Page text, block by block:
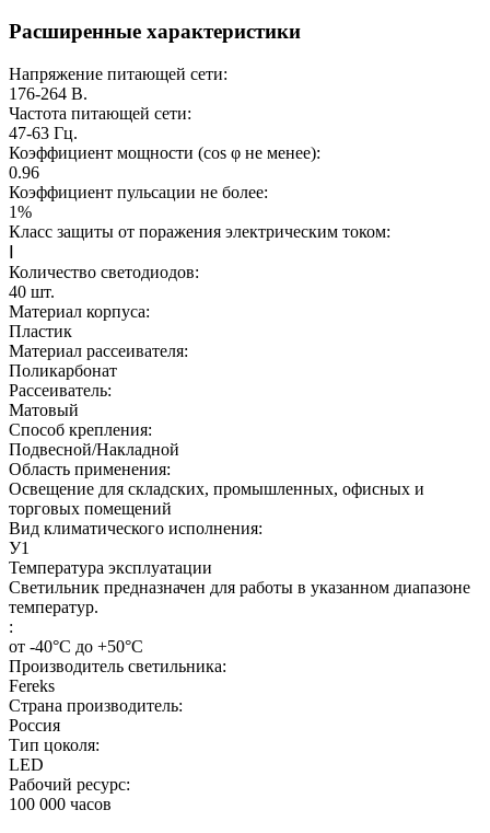
Расширенные характеристики
Напряжение питающей сети:
176-264 В.
Частота питающей сети:
47-63 Гц.
Коэффициент мощности (cos φ не менее):
0.96
Коэффициент пульсации не более:
1%
Класс защиты от поражения электрическим током:
Количество светодиодов:
40 шт.
Материал корпуса:
Пластик
Материал рассеивателя:
Поликарбонат
Рассеиватель:
Матовый
Способ крепления:
Подвесной/Накладной
Область применения:
Освещение для складских, промышленных, офисных и
торговых помещений
Вид климатического исполнения:
У1
Температура эксплуатации
Светильник предназначен для работы в указанном диапазоне
температур.
:
от -40°С до +50°С
Производитель светильника:
Fereks
Страна производитель:
Россия
Тип цоколя:
LED
Рабочий ресурс:
100 000 часов